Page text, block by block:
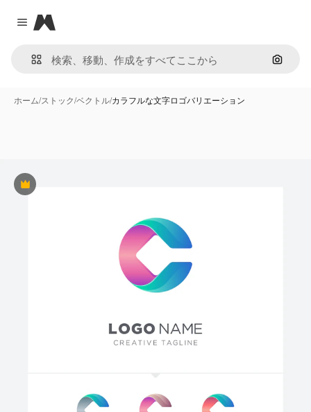
Close menu
Magnific
画像で
ホーム/ストック/ベクトル/カラフルな文字ロゴバリエーション
Premium